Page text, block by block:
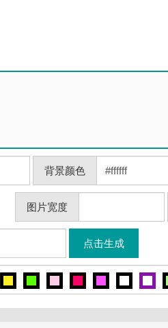
背景颜色
图片宽度
点击生成